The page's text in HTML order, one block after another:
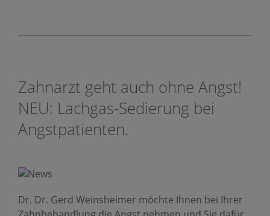
Zahnarzt geht auch ohne Angst!
NEU: Lachgas-Sedierung bei
Angstpatienten.
Dr. Dr. Gerd Weinsheimer möchte Ihnen bei Ihrer